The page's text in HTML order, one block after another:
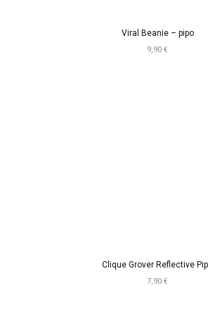
Viral Beanie – pipo
9,90 €
Clique Grover Reflective
7,90 €